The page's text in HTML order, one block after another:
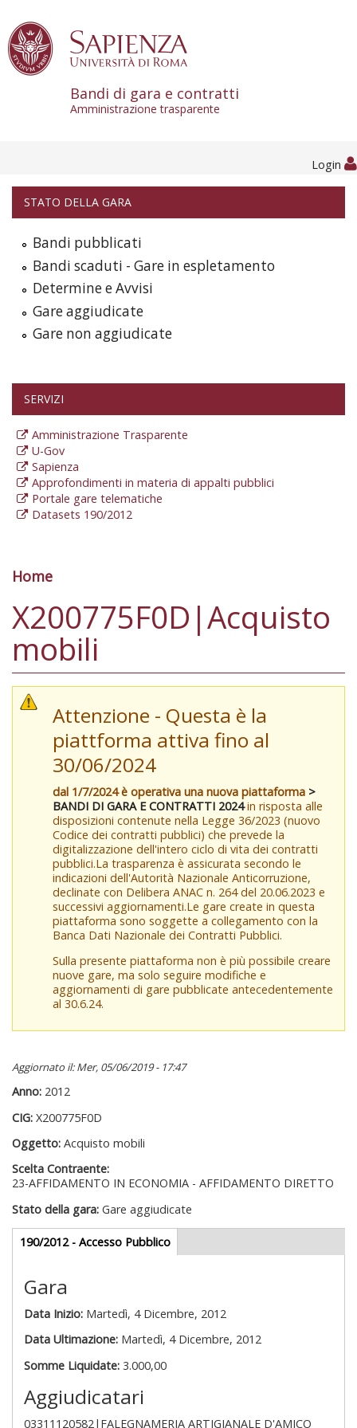
Bandi di gara e contratti
Amministrazione trasparente
Login
STATO DELLA GARA
Bandi pubblicati
Bandi scaduti - Gare in espletamento
Determine e Avvisi
Gare aggiudicate
Gare non aggiudicate
SERVIZI
Amministrazione Trasparente
U-Gov
Sapienza
Approfondimenti in materia di appalti pubblici
Portale gare telematiche
Datasets 190/2012
Tu sei qui
Home
X200775F0D|Acquisto
mobili
Attenzione - Questa è la
piattforma attiva fino al
30/06/2024
dal 1/7/2024 è operativa una nuova piattaforma >
BANDI DI GARA E CONTRATTI 2024in risposta alle
disposizioni contenute nella Legge 36/2023 (nuovo
Codice dei contratti pubblici) che prevede la
digitalizzazione dell'intero ciclo di vita dei contratti
pubblici.La trasparenza è assicurata secondo le
indicazioni dell'Autorità Nazionale Anticorruzione,
declinate con Delibera ANAC n. 264 del 20.06.2023 e
successivi aggiornamenti.Le gare create in questa
piattaforma sono soggette a collegamento con la
Banca Dati Nazionale dei Contratti Pubblici.
Sulla presente piattaforma non è più possibile creare
nuove gare, ma solo seguire modifiche e
aggiornamenti di gare pubblicate antecedentemente
al 30.6.24.
Aggiornato il: Mer, 05/06/2019 - 17:47
Anno: 2012
CIG: X200775F0D
Oggetto: Acquisto mobili
Scelta Contraente:
23-AFFIDAMENTO IN ECONOMIA - AFFIDAMENTO DIRETTO
Stato della gara: Gare aggiudicate
Gare appalti
190/2012 - Accesso Pubblico(scheda
attiva)
Gara
Data Inizio: Martedì, 4 Dicembre, 2012
Data Ultimazione: Martedì, 4 Dicembre, 2012
Somme Liquidate:3.000,00
Aggiudicatari
03311120582|FALEGNAMERIA ARTIGIANALE D'AMICO